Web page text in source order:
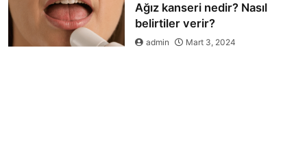
Ağız kanseri nedir? Nasıl
belirtiler verir?
admin Mart 3, 2024